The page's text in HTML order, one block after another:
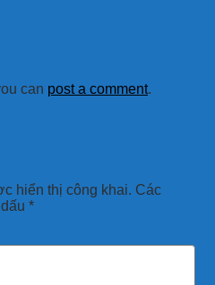
can post a comment.
hiển thị công khai. Các
*